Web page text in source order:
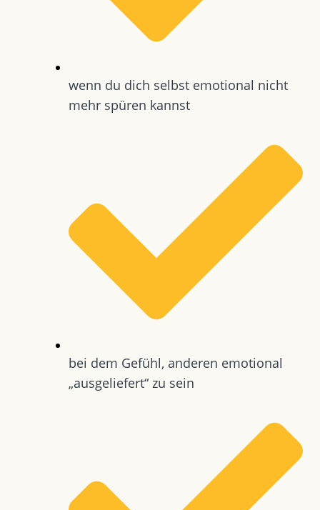
wenn du dich selbst emotional nicht
mehr spüren kannst
bei dem Gefühl, anderen emotional
„ausgeliefert“ zu sein